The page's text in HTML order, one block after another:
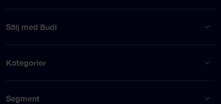
Sälj med Budi
Kategorier
Segment